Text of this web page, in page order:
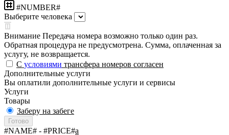
#NUMBER#
Выберите человека
Внимание Передача номера возможно только один раз.
Обратная процедура не предусмотрена. Сумма, оплаченная за
услугу, не возвращается.
С условиями трансфера номеров согласен
Дополнительные услуги
Вы оплатили дополнительные услуги и сервисы
Услуги
Товары
Заберу на забеге
Готово
#NAME# - #PRICE#a